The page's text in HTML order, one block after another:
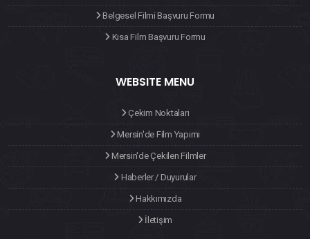
Belgesel Filmi Başvuru Formu
Kısa Film Başvuru Formu
WEBSITE MENU
Çekim Noktaları
Mersin'de Film Yapımı
Mersin'de Çekilen Filmler
Haberler / Duyurular
Hakkımızda
İletişim